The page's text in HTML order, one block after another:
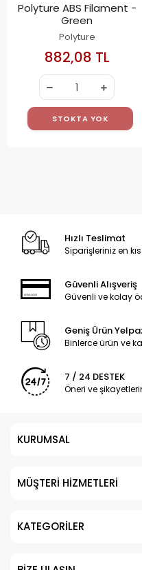
Polyture ABS Filament -
Green
Polyture
882,08 TL
STOKTA YOK
Hızlı Teslimat
Siparişleriniz en
Güvenli Alışveriş
Güvenli ve kolay
Geniş Ürün
Binlerce ürün ve
7 / 24 DESTEK
Öneri ve
KURUMSAL
MÜŞTERİ HİZMETLERİ
KATEGORİLER